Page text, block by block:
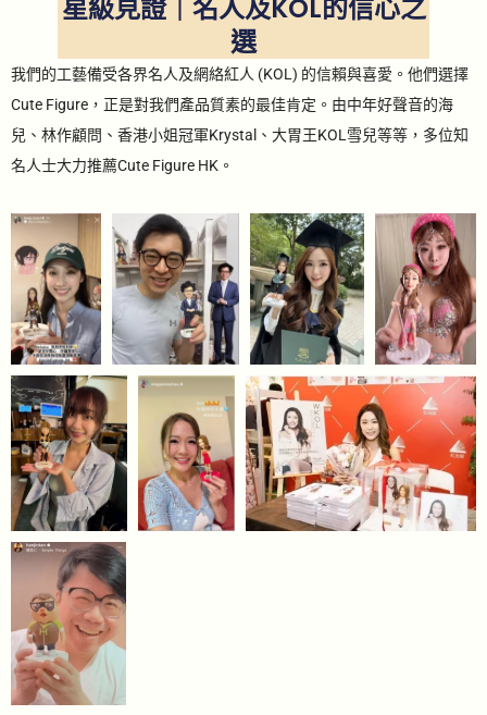
星級見證｜名人及KOL的信心之
選
我們的工藝備受各界名人及網絡紅人 (KOL) 的信賴與喜愛。他們選擇
Cute Figure，正是對我們產品質素的最佳肯定。由中年好聲音的海
兒、林作顧問、香港小姐冠軍Krystal、大胃王KOL雪兒等等，多位知
名人士大力推薦Cute Figure HK。